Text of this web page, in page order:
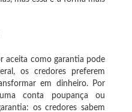
aceita como garantia pode
os credores preferem
em dinheiro. Por
conta poupança ou
os credores sabem